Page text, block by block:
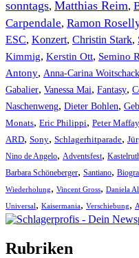
sonntags, Matthias Reim,
Carpendale, Ramon
ESC, Konzert, Christin Stark,
Kimmig, Kerstin Ott, Semino
Antony, Anna-Carina Woitschack
Gabalier, Vanessa Mai, Fantasy,
Naschenweng, Dieter Bohlen,
Monats, Eric Philippi, Peter Maffay
ARD, Sony, Schlagerhitparade,
Nino de Angelo, Adventsfest,
Barbara Schöneberger, Santiano,
Wiederholung, Vincent Gross, Daniela
Universal, Kaisermania, Verschiebung,
Rubriken